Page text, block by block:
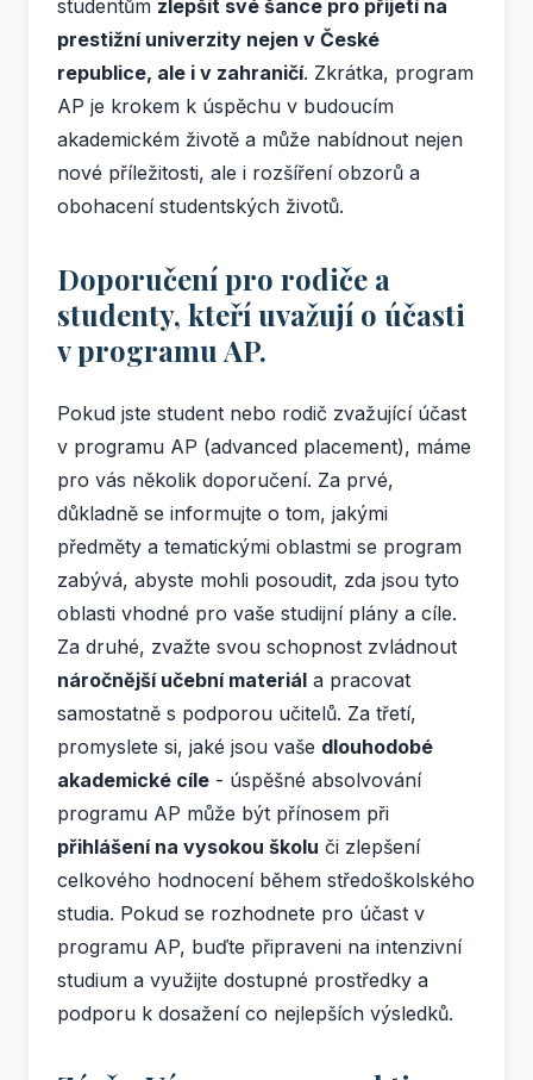
studentům zlepšit své šance pro přijetí na
prestižní univerzity nejen v České
republice, ale i v zahraničí. Zkrátka, program
AP je krokem k úspěchu v budoucím
akademickém životě a může nabídnout nejen
nové příležitosti, ale i rozšíření obzorů a
obohacení studentských životů.
Doporučení pro rodiče a
studenty, kteří uvažují o účasti
v programu AP.
Pokud jste student nebo rodič zvažující účast
v programu AP (advanced placement), máme
pro vás několik doporučení. Za prvé,
důkladně se informujte o tom, jakými
předměty a tematickými oblastmi se program
zabývá, abyste mohli posoudit, zda jsou tyto
oblasti vhodné pro vaše studijní plány a cíle.
Za druhé, zvažte svou schopnost zvládnout
náročnější učební materiál a pracovat
samostatně s podporou učitelů. Za třetí,
promyslete si, jaké jsou vaše dlouhodobé
akademické cíle - úspěšné absolvování
programu AP může být přínosem při
přihlášení na vysokou školu či zlepšení
celkového hodnocení během středoškolského
studia. Pokud se rozhodnete pro účast v
programu AP, buďte připraveni na intenzivní
studium a využijte dostupné prostředky a
podporu k dosažení co nejlepších výsledků.